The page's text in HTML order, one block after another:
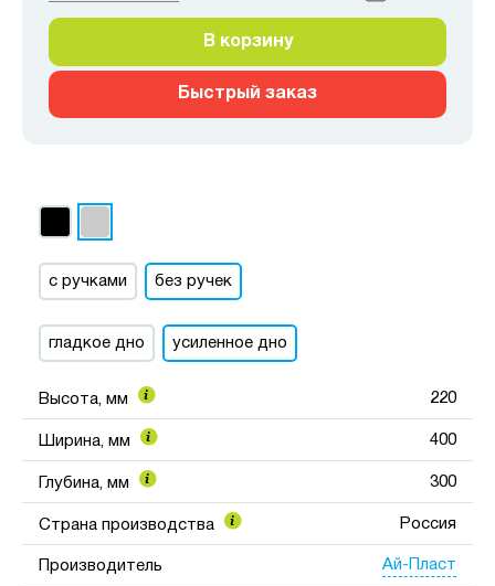
В корзину
Быстрый заказ
с ручками без ручек
гладкое дно усиленное дно
Высота, мм 220
Ширина, мм 400
Глубина, мм 300
Страна производства Россия
Производитель Ай-Пласт